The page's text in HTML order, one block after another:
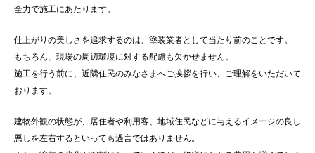
全力で施工にあたります。
仕上がりの美しさを追求するのは、塗装業者として当たり前のことです。
もちろん、現場の周辺環境に対する配慮も欠かせません。
施工を行う前に、近隣住民のみなさまへご挨拶を行い、ご理解をいただいて
おります。
建物外観の状態が、居住者や利用客、地域住民などに与えるイメージの良し
悪しを左右するといっても過言ではありません。